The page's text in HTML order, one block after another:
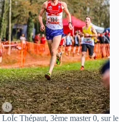
LoÏc Thépaut, 3ème master 0, sur